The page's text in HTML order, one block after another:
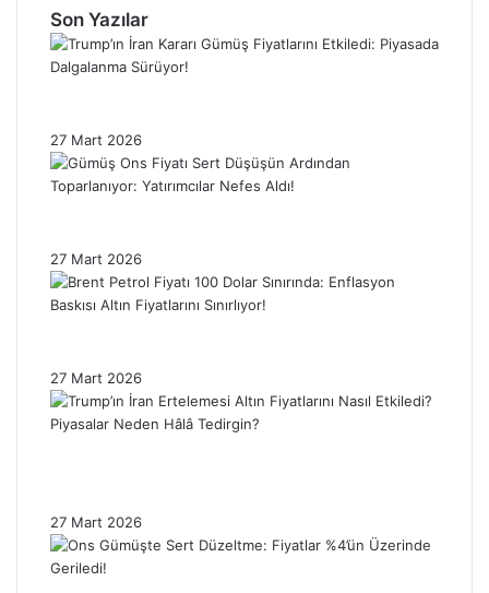
Son Yazılar
27 Mart 2026
27 Mart 2026
27 Mart 2026
27 Mart 2026